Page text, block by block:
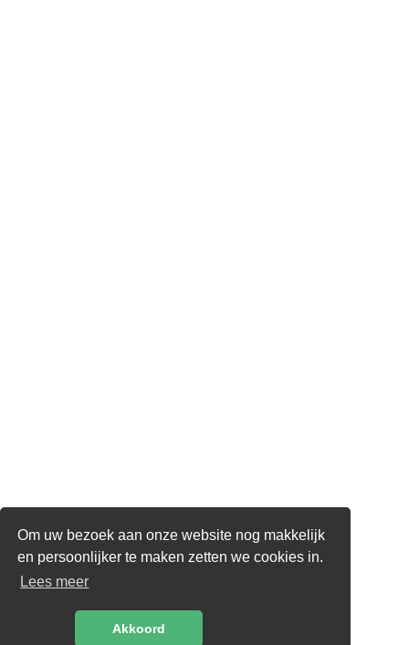
Om uw bezoek aan onze website nog makkelijk
en persoonlijker te maken zetten we cookies in.
Lees meer
Akkoord